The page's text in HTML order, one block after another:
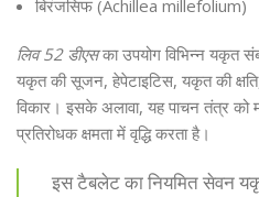
बिरंजसिफ (Achillea millefolium)
लिव 52 डीएसका उपयोग विभिन्न यकृत
यकृत की सूजन, हेपेटाइटिस, यकृत की
विकार। इसके अलावा, यह पाचन तंत्र को
प्रतिरोधक क्षमता में वृद्धि करता है।
इस टैबलेट का नियमित सेवन